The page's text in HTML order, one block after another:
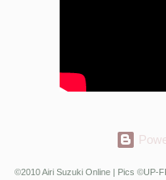
©2010 Airi Suzuki Online | Pics ©UP-